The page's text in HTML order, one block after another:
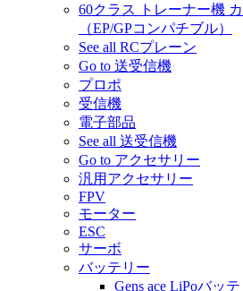
60クラス トレーナー機
（EP/GPコンパチブル）
See all RCプレーン
Go to 送受信機
プロポ
受信機
電子部品
See all 送受信機
Go to アクセサリー
汎用アクセサリー
FPV
モーター
ESC
サーボ
バッテリー
Gens ace LiPoバッ